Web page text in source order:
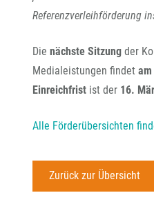
Referenzverleihförderung
Die nächste Sitzung der
Medialeistungen findet
Einreichfrist ist der 16.
Alle Förderübersichten
Zurück zur Übersicht